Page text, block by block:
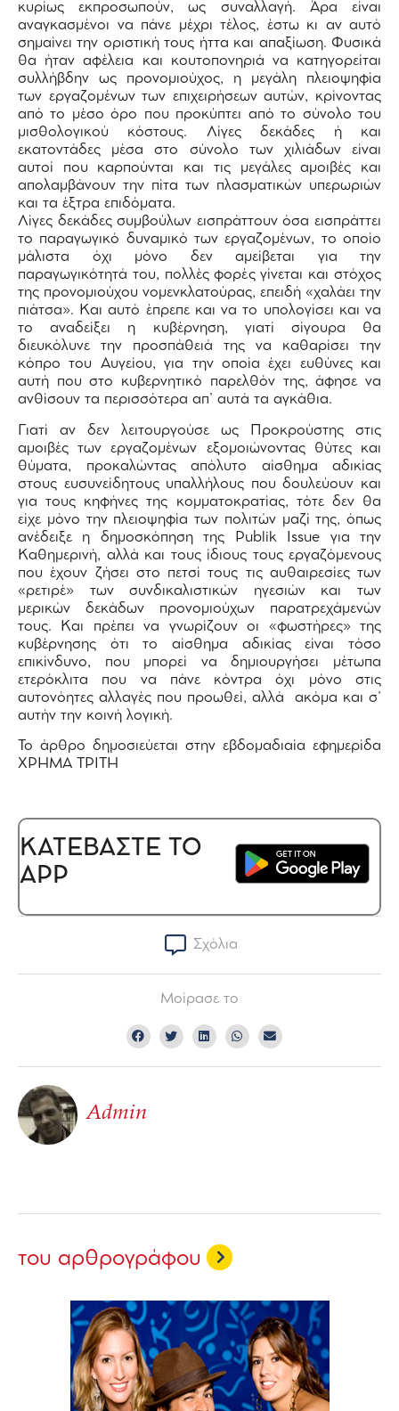
κυρίως εκπροσωπούν, ως συναλλαγή. Άρα είναι
αναγκασμένοι να πάνε μέχρι τέλος, έστω κι αν αυτό
σημαίνει την οριστική τους ήττα και απαξίωση. Φυσικά
θα ήταν αφέλεια και κουτοπονηριά να κατηγορείται
συλλήβδην ως προνομιούχος, η μεγάλη πλειοψηφία
των εργαζομένων των επιχειρήσεων αυτών, κρίνοντας
από το μέσο όρο που προκύπτει από το σύνολο του
μισθολογικού κόστους. Λίγες δεκάδες ή και
εκατοντάδες μέσα στο σύνολο των χιλιάδων είναι
αυτοί που καρπούνται και τις μεγάλες αμοιβές και
απολαμβάνουν την πίτα των πλασματικών υπερωριών
και τα έξτρα επιδόματα.
Λίγες δεκάδες συμβούλων εισπράττουν όσα εισπράττει
το παραγωγικό δυναμικό των εργαζομένων, το οποίο
μάλιστα όχι μόνο δεν αμείβεται για την
παραγωγικότητά του, πολλές φορές γίνεται και στόχος
της προνομιούχου νομενκλατούρας, επειδή «χαλάει την
πιάτσα». Και αυτό έπρεπε και να το υπολογίσει και να
το αναδείξει η κυβέρνηση, γιατί σίγουρα θα
διευκόλυνε την προσπάθειά της να καθαρίσει την
κόπρο του Αυγείου, για την οποία έχει ευθύνες και
αυτή που στο κυβερνητικό παρελθόν της, άφησε να
ανθίσουν τα περισσότερα απ’ αυτά τα αγκάθια.
Γιατί αν δεν λειτουργούσε ως Προκρούστης στις
αμοιβές των εργαζομένων εξομοιώνοντας θύτες και
θύματα, προκαλώντας απόλυτο αίσθημα αδικίας
στους ευσυνείδητους υπαλλήλους που δουλεύουν και
για τους κηφήνες της κομματοκρατίας, τότε δεν θα
είχε μόνο την πλειοψηφία των πολιτών μαζί της, όπως
ανέδειξε η δημοσκόπηση της Publik Issue για την
Καθημερινή, αλλά και τους ίδιους τους εργαζόμενους
που έχουν ζήσει στο πετσί τους τις αυθαιρεσίες των
«ρετιρέ» των συνδικαλιστικών ηγεσιών και των
μερικών δεκάδων προνομιούχων παρατρεχάμενών
τους. Και πρέπει να γνωρίζουν οι «φωστήρες» της
κυβέρνησης ότι το αίσθημα αδικίας είναι τόσο
επικίνδυνο, που μπορεί να δημιουργήσει μέτωπα
ετερόκλιτα που να πάνε κόντρα όχι μόνο στις
αυτονόητες αλλαγές που προωθεί, αλλά ακόμα και σ’
αυτήν την κοινή λογική.
Το άρθρο δημοσιεύεται στην εβδομαδιαία εφημερίδα
ΧΡΗΜΑ ΤΡΙΤΗ
ΚΑΤΕΒΑΣΤΕ ΤΟ
APP
Σχόλια
Μοίρασε το
Admin
του αρθρογράφου